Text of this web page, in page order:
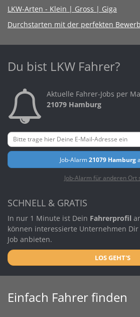
LKW-Arten - Klein | Gross | Giga
Durchstarten mit der perfekten
Du bist LKW Fahrer?
Aktuelle Fahrer-Jobs per
21079 Hamburg
Job-Alarm21079 Hamburg
Job-Alarm für anderen Ort
SCHNELL & GRATIS
In nur 1 Minute ist Dein Fahrerprofil
können interessierte Unternehmen
Job anbieten.
LOS GEHT'S
Einfach Fahrer finden